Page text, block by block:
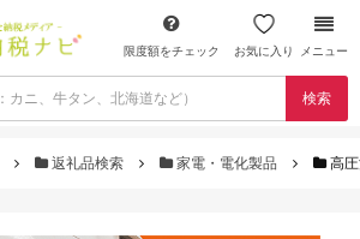
限度額をチェック お気に入り メニュー
検索
返礼品検索 家電・電化製品 高